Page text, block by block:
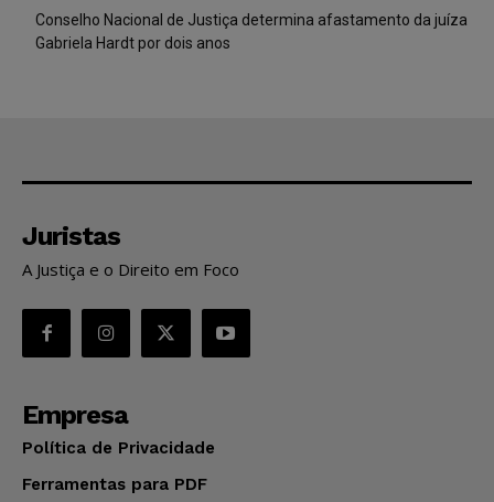
Conselho Nacional de Justiça determina afastamento da juíza
Gabriela Hardt por dois anos
Juristas
A Justiça e o Direito em Foco
Empresa
Política de Privacidade
Ferramentas para PDF